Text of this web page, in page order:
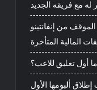
له مع فريقه الجديد
من إنفانتينو
المالية المتأخرة
أول تعليق للاعب؟
ألبومها الأول